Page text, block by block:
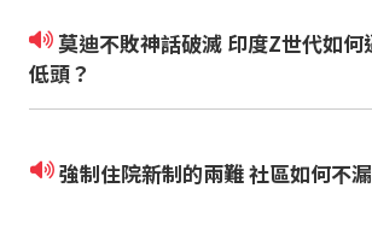
莫迪不敗神話破滅 印度Z世代如何逼政府
低頭？
強制住院新制的兩難 社區如何不